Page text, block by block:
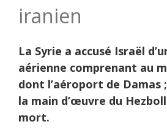
iranien
La Syrie a accusé Israël
aérienne comprenant au
dont l’aéroport de Damas
la main d’œuvre du
mort.